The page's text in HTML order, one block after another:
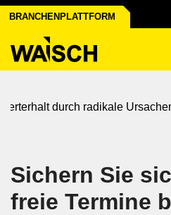
BRANCHENPLATTFORM
durch radikale
Sichern Sie
freie Termine